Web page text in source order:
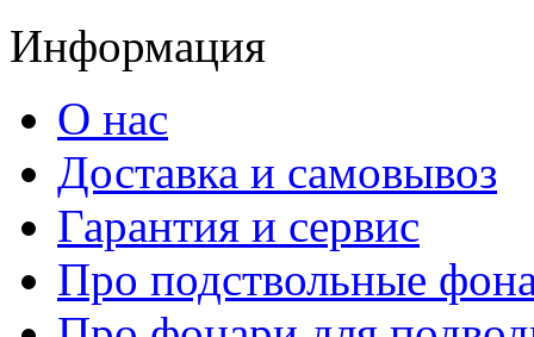
Информация
О нас
Доставка и самовывоз
Гарантия и сервис
Про подствольные